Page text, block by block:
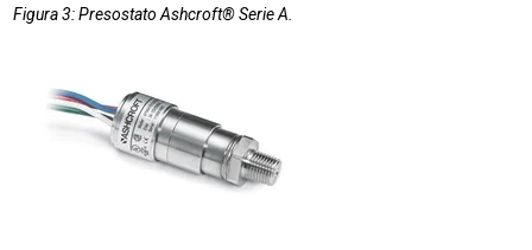
Figura 3: Presostato Ashcroft® Serie A.